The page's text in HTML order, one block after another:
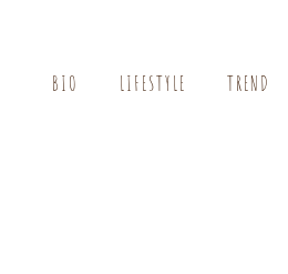
BIO LIFESTYLE TREND